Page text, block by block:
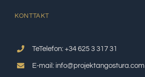
KONTTAKT
TeTelefon: +34 625 3 317 31
E-mail: info@projektangostura.com